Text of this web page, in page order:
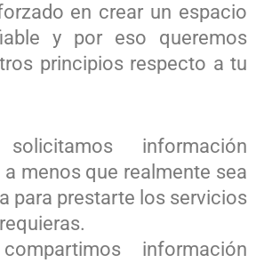
en crear un espacio
y por eso queremos
principios respecto a tu
información
a menos que realmente sea
para prestarte los servicios
información